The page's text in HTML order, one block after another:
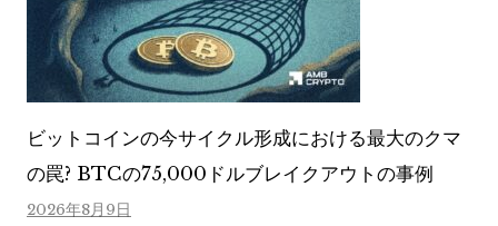
ビットコインの今サイクル形成における最大のクマ
の罠? BTCの75,000ドルブレイクアウトの事例
2026年8月9日